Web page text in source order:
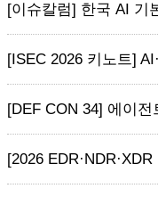
[이슈칼럼] 한국 AI 기
[ISEC 2026 키노트]
[DEF CON 34] 에이
[2026